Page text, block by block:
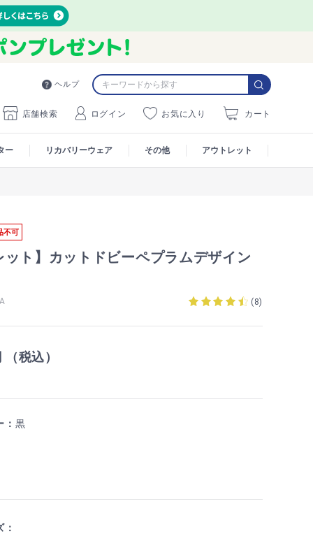
ヘルプ
店舗検索 ログイン お気に入り カート
ー リカバリーウェア その他 アウトレット
不可
ット】カットドビーペプラムデザイン
(8)
（税込）
黒